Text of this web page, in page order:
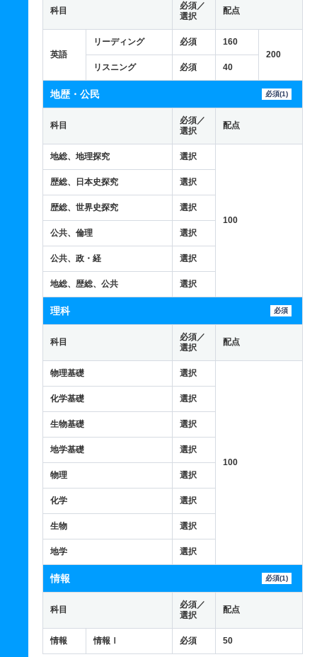
科目
必須／
選択
配点
英語
リーディング 必須
160
200
リスニング
必須 40
地歴・公民 必須(1)
科目
必須／
選択
配点
地総、地理探究 選択
100
歴総、日本史探究 選択
歴総、世界史探究 選択
公共、倫理 選択
公共、政・経 選択
地総、歴総、公共 選択
理科 必須
科目
必須／
選択
配点
物理基礎 選択
100
化学基礎 選択
生物基礎 選択
地学基礎 選択
物理 選択
化学 選択
生物 選択
地学 選択
情報 必須(1)
科目
必須／
選択
配点
情報 情報Ⅰ 必須 50